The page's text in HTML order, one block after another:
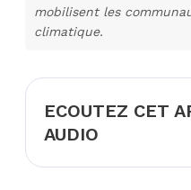
mobilisent les
climatique.
ECOUTEZ CET
AUDIO